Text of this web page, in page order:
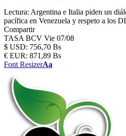
Lectura: Argentina e Italia piden un
pacífica en Venezuela y respeto a los
Compartir
TASA BCV Vie 07/08
$ USD: 756,70 Bs
€ EUR: 871,89 Bs
Font ResizerAa